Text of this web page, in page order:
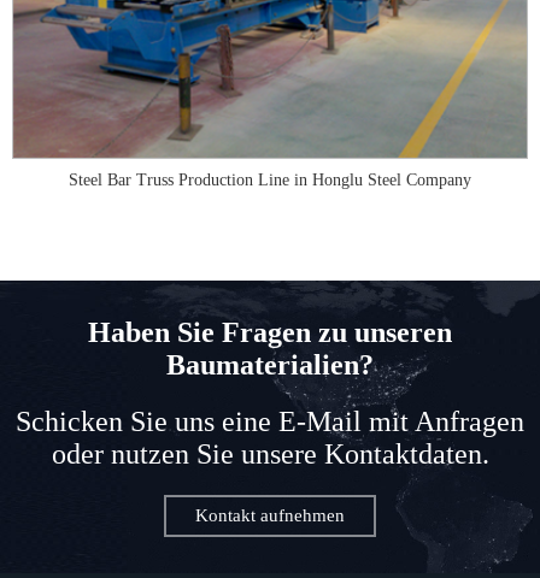
Steel Bar Truss Production Line in Honglu Steel Company
Haben Sie Fragen zu unseren
Baumaterialien?
Schicken Sie uns eine E-Mail mit Anfragen
oder nutzen Sie unsere Kontaktdaten.
Kontakt aufnehmen